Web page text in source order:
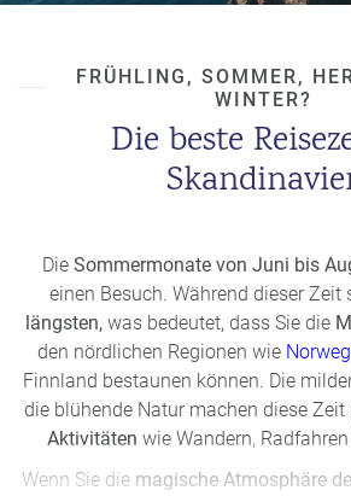
Nordische Mythologie und
Darüber hinaus ist dienordische
Die Sagen um Götter wie Odin, Thor
immer lebendig und prägen noch
In Norwegen lassen dieprächtigen
Siedlungen auf den Lofoten die
Seefahrer lebendig werden. Ihre
für Macht und Entdeckerlust, zeugen
die Wikinger mit diesen Schiffen
und Siedlungen
Diese historischen Stätten und
faszinierenden Einblick in die
FRÜHLING, SOMMER,
WINTER?
Die beste
Die Sommermonate von Juni bis
einen Besuch. Während dieser Zeit
längsten, was bedeutet, dass Sie die
den nördlichen Regionen wie
Finnland bestaunen können. Die
die blühende Natur machen diese Zeit
Aktivitäten wie Wandern,
Wenn Sie die magische Atmosphäre